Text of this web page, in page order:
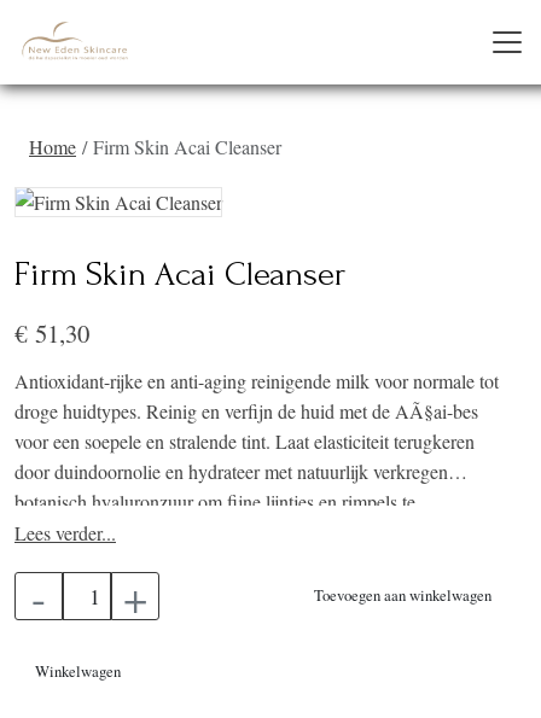
Home Firm Skin Acai Cleanser
Firm Skin Acai Cleanser
€ 51,30
Antioxidant-rijke en anti-aging reinigende milk voor normale tot
droge huidtypes. Reinig en verfijn de huid met de AÃ§ai-bes
voor een soepele en stralende tint. Laat elasticiteit terugkeren
door duindoornolie en hydrateer met natuurlijk verkregen
botanisch hyaluronzuur om fijne lijntjes en rimpels te
verminderen.
Lees verder...
- + Toevoegen aan winkelwagen
Winkelwagen